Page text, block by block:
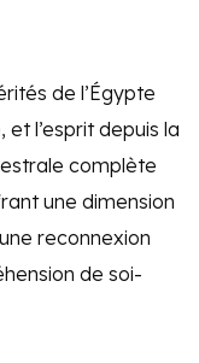
de l’Égypte
et l’esprit depuis la
complète
une dimension
reconnexion
de soi-